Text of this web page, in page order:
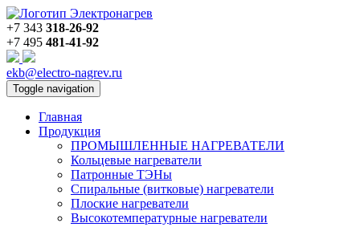
+7 343 318-26-92
+7 495 481-41-92
ekb@electro-nagrev.ru
Toggle navigation
Главная
Продукция
ПРОМЫШЛЕННЫЕ НАГРЕВАТЕЛИ
Кольцевые нагреватели
Патронные ТЭНы
Спиральные (витковые) нагреватели
Плоские нагреватели
Высокотемпературные нагреватели